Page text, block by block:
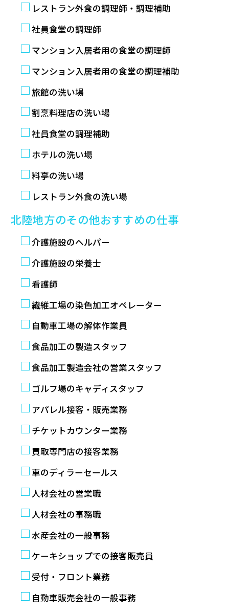
レストラン外食の調理師・調理補助
社員食堂の調理師
マンション入居者用の食堂の調理師
マンション入居者用の食堂の調理補助
旅館の洗い場
割烹料理店の洗い場
社員食堂の調理補助
ホテルの洗い場
料亭の洗い場
レストラン外食の洗い場
北陸地方のその他おすすめの仕事
介護施設のヘルパー
介護施設の栄養士
看護師
繊維工場の染色加工オペレーター
自動車工場の解体作業員
食品加工の製造スタッフ
食品加工製造会社の営業スタッフ
ゴルフ場のキャディスタッフ
アパレル接客・販売業務
チケットカウンター業務
買取専門店の接客業務
車のディラーセールス
人材会社の営業職
人材会社の事務職
水産会社の一般事務
ケーキショップでの接客販売員
受付・フロント業務
自動車販売会社の一般事務